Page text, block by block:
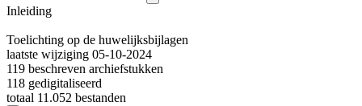
Inleiding
Toelichting op de huwelijksbijlagen
laatste wijziging 05-10-2024
119 beschreven archiefstukken
118 gedigitaliseerd
totaal 11.052 bestanden